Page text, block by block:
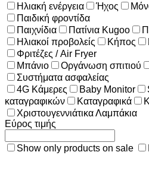
Ηλιακή ενέργεια
Ήχος
Παιδική φροντίδα
Παιχνίδια
Πατίνια Kugoo
Ηλιακοί προβολείς
Κήπος
Φριτέζες / Air Fryer
Μπάνιο
Οργάνωση σπιτιού
Συστήματα ασφαλείας
4G Kάμερες
Baby Monitor
καταγραφικών
Καταγραφικά
Χριστουγεννιάτικα Λαμπάκια
Εύρος τιμής
Show only products on sale